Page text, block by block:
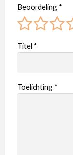
Beoordeling *
Titel *
Toelichting *